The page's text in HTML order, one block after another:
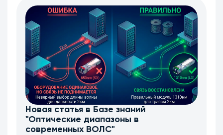
Новая статья в Базе знаний
"Оптические диапазоны в
современных ВОЛС"